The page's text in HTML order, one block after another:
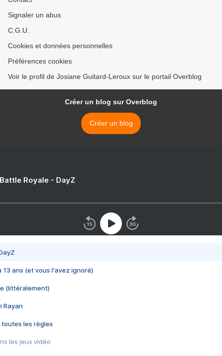
Signaler un abus
C.G.U.
Cookies et données personnelles
Préférences cookies
Voir le profil de Josiane Guitard-Leroux sur le portail Overblog
Créer un blog sur Overblog
Créer un blog
Royale - DayZ
13 ans (et vous l'avez ignoré)
(littéralement)
Rayan
toutes les règles
les jeux vidéo